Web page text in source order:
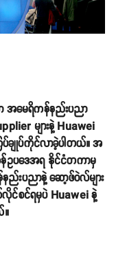
အမေရိကန်နည်းပညာ
များနဲ့ Huawei
ချုပ်ကိုင်လာခဲ့ပါတယ်။ အ
ဥပဒေအရ နိုင်ငံတကာမှ
းပညာနဲ့ ဆော့ဖ်ဝဲလ်များ
င်စင်ရမှပဲ Huawei နဲ့